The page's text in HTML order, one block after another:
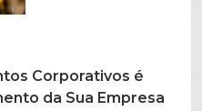
Corporativos é
da Sua Empresa